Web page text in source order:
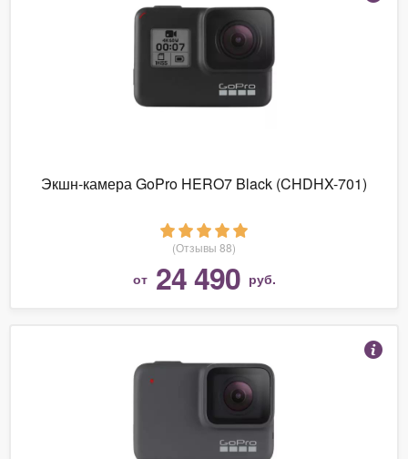
Экшн-камера GoPro HERO7 Black (CHDHX-701)
(Отзывы 88)
от 24 490 руб.